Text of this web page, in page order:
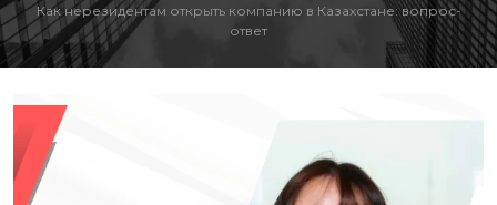
Как нерезидентам открыть компанию в Казахстане: вопрос-
ответ